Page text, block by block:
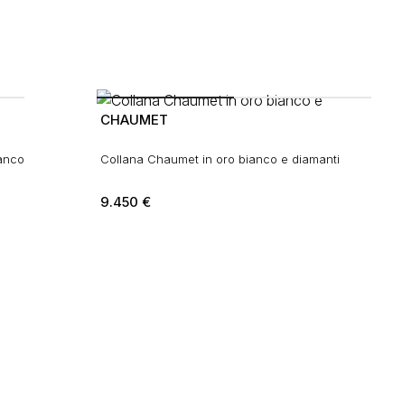
CHAUMET
Collana Chaumet in oro bianco e diamanti
9.450 €